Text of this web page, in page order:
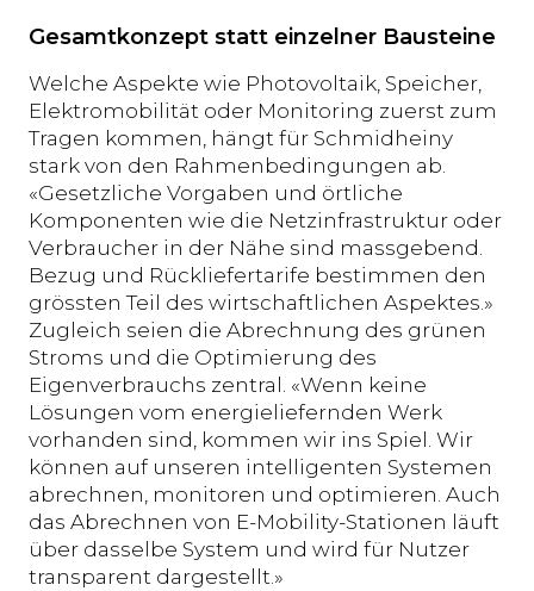
Gesamtkonzept statt einzelner Bausteine
Welche Aspekte wie Photovoltaik, Speicher,
Elektromobilität oder Monitoring zuerst zum
Tragen kommen, hängt für Schmidheiny
stark von den Rahmenbedingungen ab.
«Gesetzliche Vorgaben und örtliche
Komponenten wie die Netzinfrastruktur oder
Verbraucher in der Nähe sind massgebend.
Bezug und Rückliefertarife bestimmen den
grössten Teil des wirtschaftlichen Aspektes.»
Zugleich seien die Abrechnung des grünen
Stroms und die Optimierung des
Eigenverbrauchs zentral. «Wenn keine
Lösungen vom energieliefernden Werk
vorhanden sind, kommen wir ins Spiel. Wir
können auf unseren intelligenten Systemen
abrechnen, monitoren und optimieren. Auch
das Abrechnen von E-Mobility-Stationen läuft
über dasselbe System und wird für Nutzer
transparent dargestellt.»